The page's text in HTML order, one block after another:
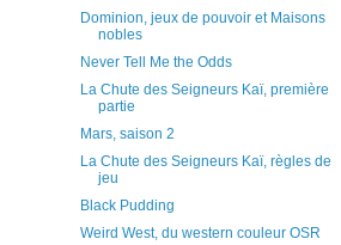
Dominion, jeux de pouvoir et Maisons
nobles
Never Tell Me the Odds
La Chute des Seigneurs Kaï, première
partie
Mars, saison 2
La Chute des Seigneurs Kaï, règles de
jeu
Black Pudding
Weird West, du western couleur OSR